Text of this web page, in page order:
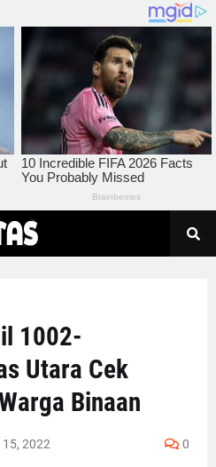
1002-
Utara Cek
Binaan
2022 0